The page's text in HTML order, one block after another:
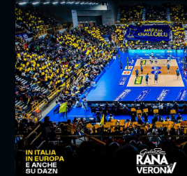
Mercoledì 28 dicembre 2022,
Match da definire
Diretta RAI Sport e
Giovedì 29 dicembre 2022,
Match da definire
Diretta RAI Sport e